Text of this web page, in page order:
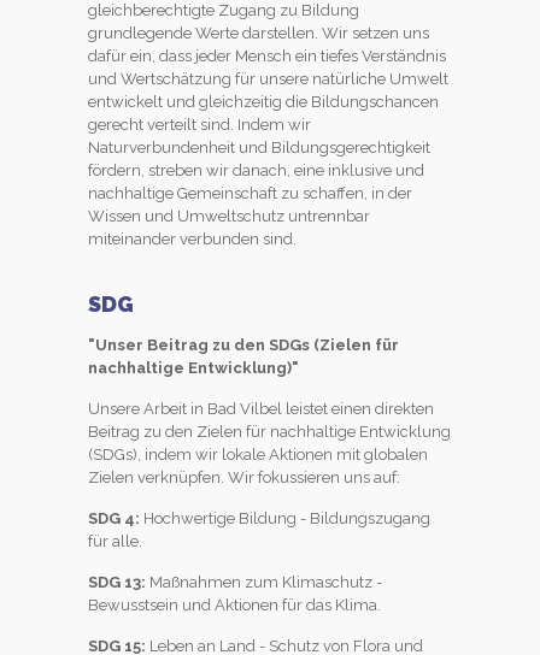
gleichberechtigte Zugang zu Bildung
grundlegende Werte darstellen. Wir setzen uns
dafür ein, dass jeder Mensch ein tiefes Verständnis
und Wertschätzung für unsere natürliche Umwelt
entwickelt und gleichzeitig die Bildungschancen
gerecht verteilt sind. Indem wir
Naturverbundenheit und Bildungsgerechtigkeit
fördern, streben wir danach, eine inklusive und
nachhaltige Gemeinschaft zu schaffen, in der
Wissen und Umweltschutz untrennbar
miteinander verbunden sind.
SDG
"Unser Beitrag zu den SDGs (Zielen für
nachhaltige Entwicklung)"
Unsere Arbeit in Bad Vilbel leistet einen direkten
Beitrag zu den Zielen für nachhaltige Entwicklung
(SDGs), indem wir lokale Aktionen mit globalen
Zielen verknüpfen. Wir fokussieren uns auf:
SDG 4: Hochwertige Bildung - Bildungszugang
für alle.
SDG 13: Maßnahmen zum Klimaschutz -
Bewusstsein und Aktionen für das Klima.
SDG 15: Leben an Land - Schutz von Flora und